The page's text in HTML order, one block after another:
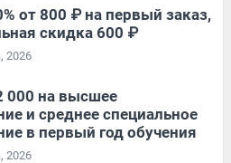
от 800 ₽ на первый заказ,
скидка 600 ₽
2026
000 на высшее
и среднее специальное
в первый год обучения
2026